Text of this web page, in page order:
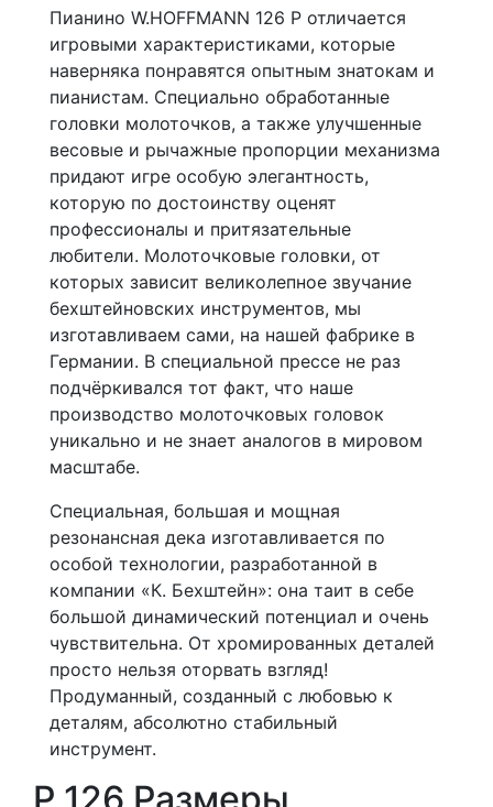
Пианино W.HOFFMANN 126 P отличается
игровыми характеристиками, которые
наверняка понравятся опытным знатокам и
пианистам. Специально обработанные
головки молоточков, a также улучшенные
весовые и рычажные пропорции механизма
придают игре особую элегантность,
которую по достоинству оценят
профессионалы и притязательные
любители. Молоточковые головки, от
которых зависит великолепное звучание
бехштейновских инструментов, мы
изготавливаем сами, на нашей фабрике в
Германии. В специальной прессе не раз
подчёркивался тот факт, что наше
производство молоточковых головок
уникально и не знает аналогов в мировом
масштабе.
Специальная, большая и мощная
резонансная дека изготавливается по
особой технологии, разработанной в
компании «К. Бехштейн»: она таит в себе
большой динамический потенциал и очень
чувствительна. От хромированных деталей
просто нельзя оторвать взгляд!
Продуманный, созданный с любовью к
деталям, абсолютно стабильный
инструмент.